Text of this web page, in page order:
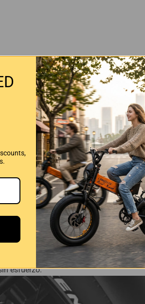
agarre y comodidad de
que los de Fatbike, perfectos para
potencia máxima de hasta
esfuerzo.